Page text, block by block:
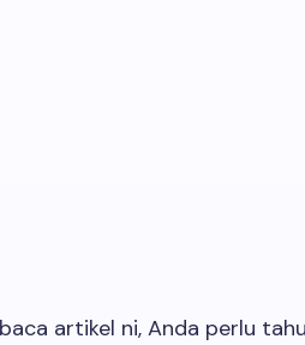
artikel ni, Anda perlu